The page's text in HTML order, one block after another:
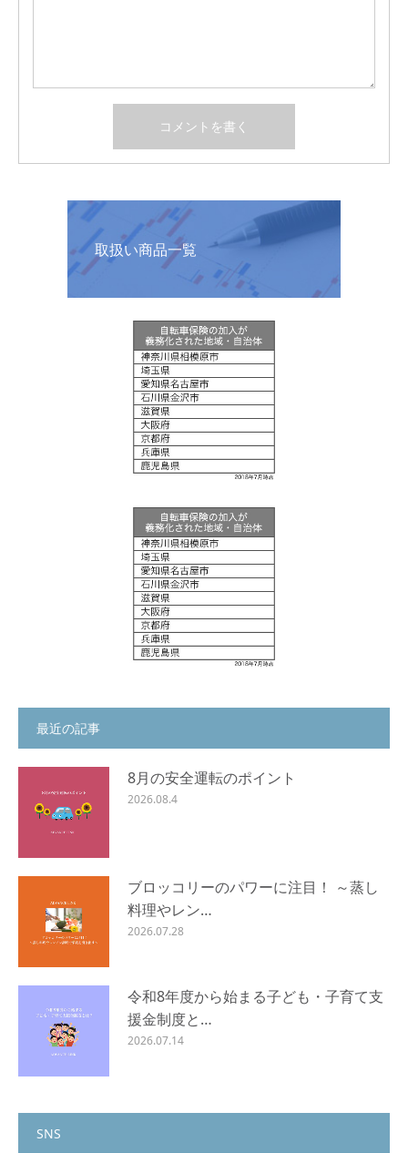
取扱い商品一覧
最近の記事
8月の安全運転のポイント
2026.08.4
ブロッコリーのパワーに注目！ ～蒸し
料理やレン…
2026.07.28
令和8年度から始まる子ども・子育て支
援金制度と…
2026.07.14
SNS